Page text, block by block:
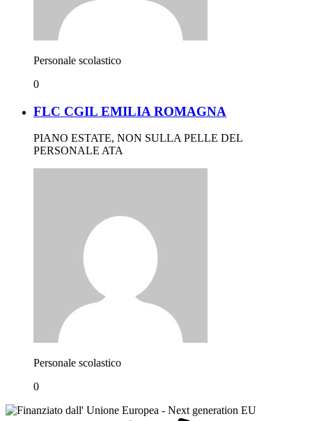
Personale scolastico
0
FLC CGIL EMILIA ROMAGNA
PIANO ESTATE, NON SULLA PELLE DEL
PERSONALE ATA
Personale scolastico
0